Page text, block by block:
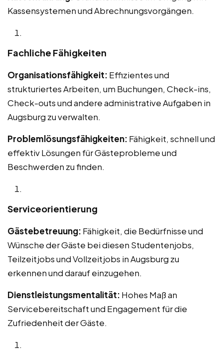
Kassensystemen und Abrechnungsvorgängen.
Fachliche Fähigkeiten
Organisationsfähigkeit: Effizientes und
strukturiertes Arbeiten, um Buchungen, Check-ins,
Check-outs und andere administrative Aufgaben in
Augsburg zu verwalten.
Problemlösungsfähigkeiten: Fähigkeit, schnell und
effektiv Lösungen für Gästeprobleme und
Beschwerden zu finden.
Serviceorientierung
Gästebetreuung: Fähigkeit, die Bedürfnisse und
Wünsche der Gäste bei diesen Studentenjobs,
Teilzeitjobs und Vollzeitjobs in Augsburg zu
erkennen und darauf einzugehen.
Dienstleistungsmentalität: Hohes Maß an
Servicebereitschaft und Engagement für die
Zufriedenheit der Gäste.